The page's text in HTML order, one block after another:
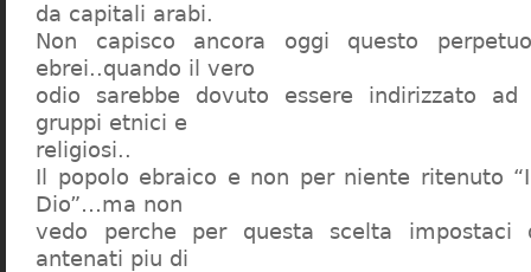
da capitali arabi.
Non capisco ancora oggi questo
ebrei..quando il vero
odio sarebbe dovuto essere indirizzato
gruppi etnici e
religiosi..
Il popolo ebraico e non per niente ritenuto
Dio”…ma non
vedo perche per questa scelta
antenati piu di